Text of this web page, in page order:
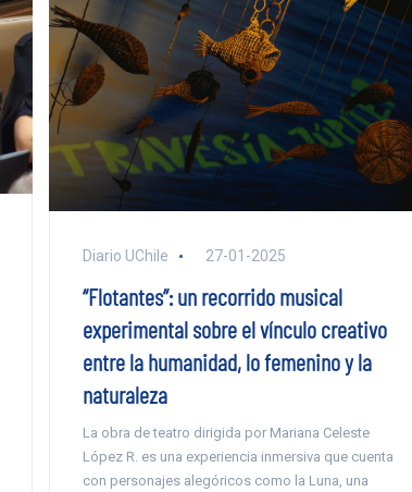
Diario UChile 27-01-2025
“Flotantes”: un recorrido musical
experimental sobre el vínculo creativo
entre la humanidad, lo femenino y la
naturaleza
La obra de teatro dirigida por Mariana Celeste
López R. es una experiencia inmersiva que cuenta
con personajes alegóricos como la Luna, una